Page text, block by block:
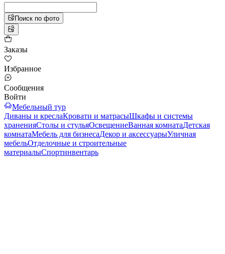
Поиск по фото
Заказы
Избранное
Сообщения
Войти
Мебельный тур
Диваны и креслаКровати и матрасыШкафы и системы
храненияСтолы и стульяОсвещениеВанная комнатаДетская
комнатаМебель для бизнесаДекор и аксессуарыУличная
мебельОтделочные и строительные
материалыСпортинвентарь